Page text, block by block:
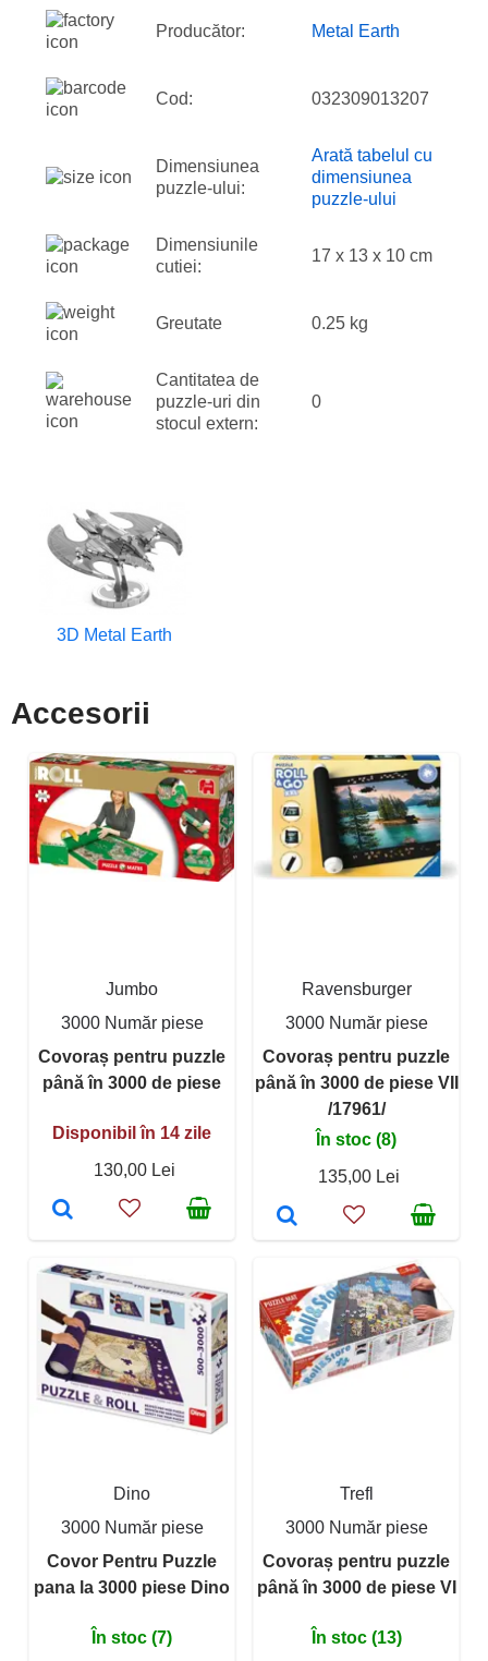
Producător: Metal Earth
Cod: 032309013207
Dimensiunea
puzzle-ului:
Arată tabelul cu
dimensiunea
puzzle-ului
Dimensiunile
cutiei:
17 x 13 x 10 cm
Greutate 0.25 kg
Cantitatea de
puzzle-uri din
stocul extern:
0
3D Metal Earth
Accesorii
Jumbo
3000 Număr piese
Covoraș pentru puzzle
până în 3000 de piese
Disponibil în 14 zile
130,00 Lei
Ravensburger
3000 Număr piese
Covoraș pentru puzzle
până în 3000 de piese VII
/17961/
În stoc (8)
135,00 Lei
Dino
3000 Număr piese
Covor Pentru Puzzle
pana la 3000 piese Dino
În stoc (7)
Trefl
3000 Număr piese
Covoraș pentru puzzle
până în 3000 de piese VI
În stoc (13)